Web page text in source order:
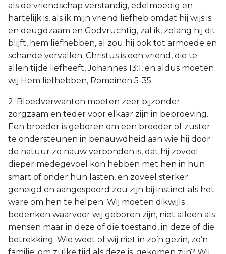
als de vriendschap verstandig, edelmoedig en
hartelijk is, als ik mijn vriend liefheb omdat hij wijs is
en deugdzaam en Godvruchtig, zal ik, zolang hij dit
blijft, hem liefhebben, al zou hij ook tot armoede en
schande vervallen. Christus is een vriend, die te
allen tijde liefheeft, Johannes 13:1, en aldus moeten
wij Hem liefhebben, Romeinen 5-35.
2. Bloedverwanten moeten zeer bijzonder
zorgzaam en teder voor elkaar zijn in beproeving.
Een broeder is geboren om een broeder of zuster
te ondersteunen in benauwdheid aan wie hij door
de natuur zo nauw verbonden is, dat hij zoveel
dieper medegevoel kon hebben met hen in hun
smart of onder hun lasten, en zoveel sterker
geneigd en aangespoord zou zijn bij instinct als het
ware om hen te helpen. Wij moeten dikwijls
bedenken waarvoor wij geboren zijn, niet alleen als
mensen maar in deze of die toestand, in deze of die
betrekking. Wie weet of wij niet in zo’n gezin, zo’n